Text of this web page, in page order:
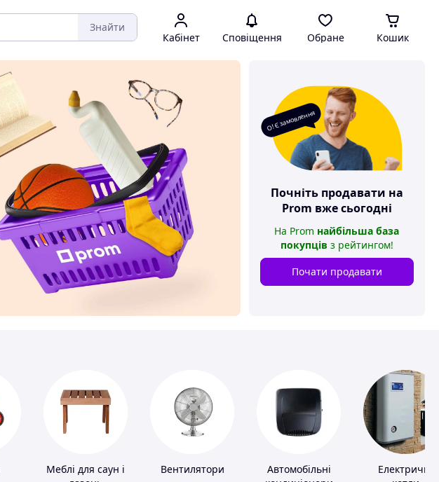
Знайти
Кабінет Сповіщення Обране Кошик
О! Є замовлення
Почніть продавати на
Prom вже сьогодні
На Prom найбільша база
покупців з рейтингом!
Почати продавати
Меблі для саун і
Вентилятори
Автомобільні
Електричні